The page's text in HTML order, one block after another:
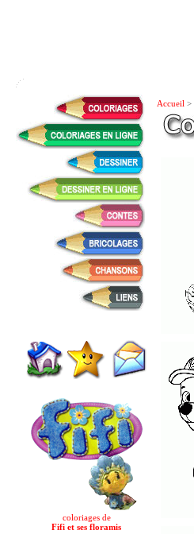
coloriages de
Fifi et ses floramis
Accueil >